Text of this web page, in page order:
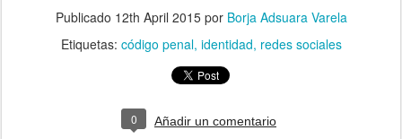
Publicado 12th April 2015por Borja Adsuara Varela
Etiquetas: código penal identidad redes sociales
0 Añadir un comentario